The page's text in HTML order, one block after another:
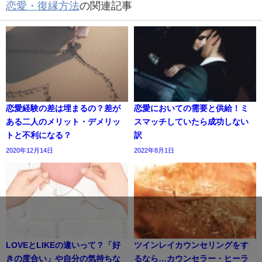
恋愛・復縁方法の関連記事
恋愛経験の差は埋まるの？差が
ある二人のメリット・デメリッ
トと不利になる？
2020年12月14日
恋愛においての需要と供給！ミ
スマッチしていたら成功しない
訳
2022年8月1日
LOVEとLIKEの違いって？「好
きの度合い」や自分の気持ちな
ツインレイカウンセリングをす
るなら…カウンセラー・ヒーラ